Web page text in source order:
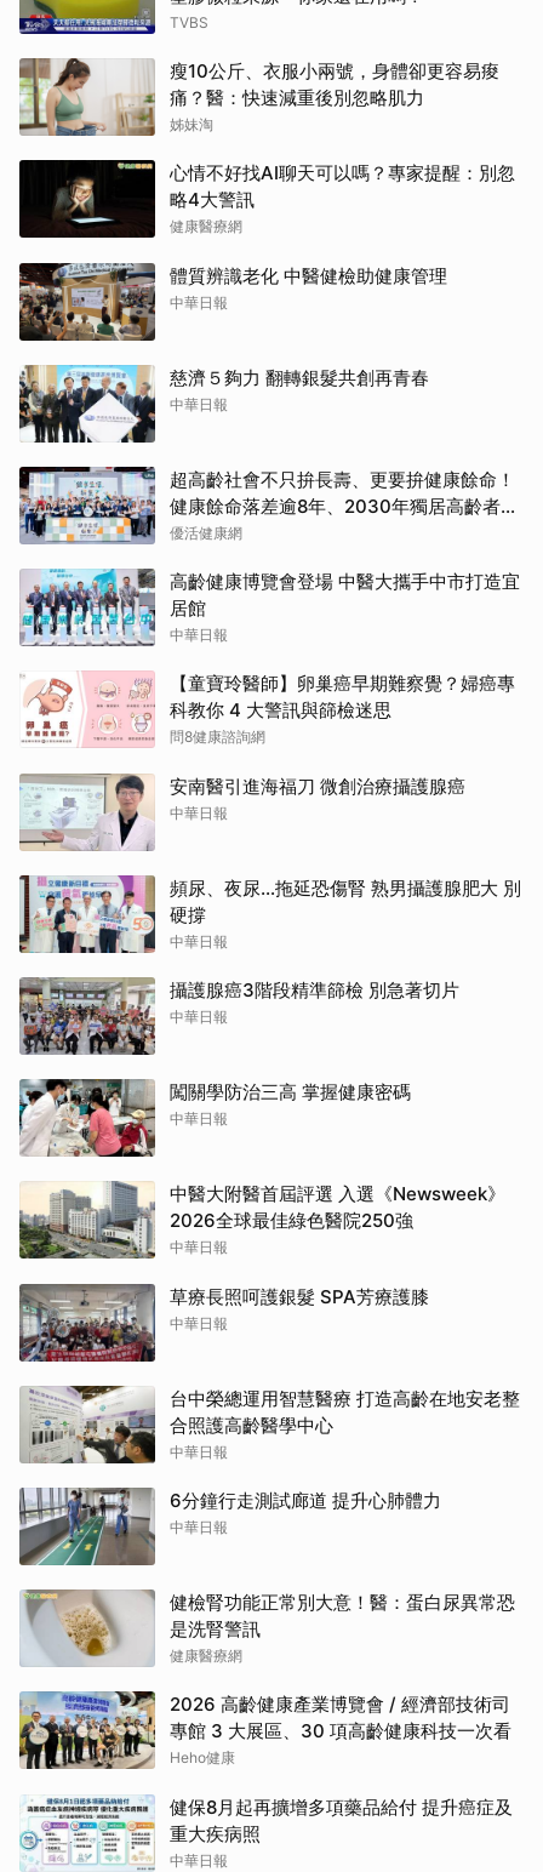
TVBS
瘦10公斤、衣服小兩號，身體卻更容易痠
痛？醫：快速減重後別忽略肌力
姊妹淘
心情不好找AI聊天可以嗎？專家提醒：別忽
略4大警訊
健康醫療網
體質辨識老化 中醫健檢助健康管理
中華日報
慈濟５夠力 翻轉銀髮共創再青春
中華日報
超高齡社會不只拚長壽、更要拚健康餘命！
健康餘命落差逾8年、2030年獨居高齡者估
破百萬戶
優活健康網
高齡健康博覽會登場 中醫大攜手中市打造宜
居館
中華日報
【童寶玲醫師】卵巢癌早期難察覺？婦癌專
科教你 4 大警訊與篩檢迷思
問8健康諮詢網
安南醫引進海福刀 微創治療攝護腺癌
中華日報
頻尿、夜尿…拖延恐傷腎 熟男攝護腺肥大 別
硬撐
中華日報
攝護腺癌3階段精準篩檢 別急著切片
中華日報
闖關學防治三高 掌握健康密碼
中華日報
中醫大附醫首屆評選 入選《Newsweek》
2026全球最佳綠色醫院250強
中華日報
草療長照呵護銀髮 SPA芳療護膝
中華日報
台中榮總運用智慧醫療 打造高齡在地安老整
合照護高齡醫學中心
中華日報
6分鐘行走測試廊道 提升心肺體力
中華日報
健檢腎功能正常別大意！醫：蛋白尿異常恐
是洗腎警訊
健康醫療網
2026 高齡健康產業博覽會 / 經濟部技術司
專館 3 大展區、30 項高齡健康科技一次看
Heho健康
健保8月起再擴增多項藥品給付 提升癌症及
重大疾病照
中華日報